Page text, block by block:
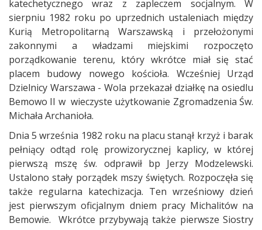
katechetycznego wraz z zapleczem socjalnym. W
sierpniu 1982 roku po uprzednich ustaleniach między
Kurią Metropolitarną Warszawską i przełożonymi
zakonnymi a władzami miejskimi rozpoczęto
porządkowanie terenu, który wkrótce miał się stać
placem budowy nowego kościoła. Wcześniej Urząd
Dzielnicy Warszawa - Wola przekazał działkę na osiedlu
Bemowo II w wieczyste użytkowanie Zgromadzenia Św.
Michała Archanioła.
Dnia 5 września 1982 roku na placu stanął krzyż i barak
pełniący odtąd rolę prowizorycznej kaplicy, w której
pierwszą mszę św. odprawił bp Jerzy Modzelewski.
Ustalono stały porządek mszy świętych. Rozpoczęła się
także regularna katechizacja. Ten wrześniowy dzień
jest pierwszym oficjalnym dniem pracy Michalitów na
Bemowie. Wkrótce przybywają także pierwsze Siostry